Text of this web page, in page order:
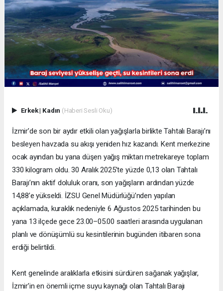
Erkek| Kadın (Haberi Sesli Oku)
İzmir’de son bir aydır etkili olan yağışlarla birlikte Tahtalı Barajı’nı
besleyen havzada su akışı yeniden hız kazandı. Kent merkezine
ocak ayından bu yana düşen yağış miktarı metrekareye toplam
330 kilogram oldu. 30 Aralık 2025’te yüzde 0,13 olan Tahtalı
Barajı’nın aktif doluluk oranı, son yağışların ardından yüzde
14,88’e yükseldi. İZSU Genel Müdürlüğü’nden yapılan
açıklamada, kuraklık nedeniyle 6 Ağustos 2025 tarihinden bu
yana 13 ilçede gece 23.00–05.00 saatleri arasında uygulanan
planlı ve dönüşümlü su kesintilerinin bugünden itibaren sona
erdiği belirtildi.
Kent genelinde aralıklarla etkisini sürdüren sağanak yağışlar,
İzmir’in en önemli içme suyu kaynağı olan Tahtalı Barajı